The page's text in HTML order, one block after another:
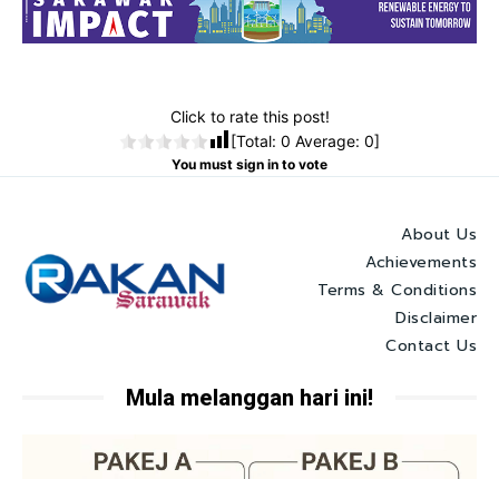
Click to rate this post!
[Total: 0 Average: 0]
You must sign in to vote
About Us
Achievements
Terms & Conditions
Disclaimer
Contact Us
Mula melanggan hari ini!